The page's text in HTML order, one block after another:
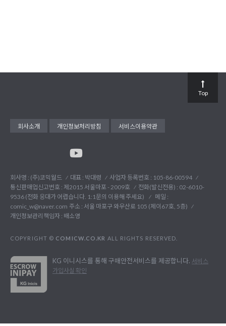
회사소개 개인정보처리방침 서비스이용약관
회사명 : (주)코믹월드 대표 : 박대령
사업자 등록번호 : 105-86-00594
통신판매업신고번호 : 제2015 서울마포 - 2009호
전화(발신전용) : 02-6010-
9536 (전화 응대가 어렵습니다. 1:1문의 이용해 주세요)
메일 :
comic_w@naver.com 주소 : 서울 마포구 와우산로 105 (제이67호, 5층)
개인정보관리책임자 : 배소영
COPYRIGHT © COMICW.CO.KR ALL RIGHTS RESERVED.
KG 이니시스를 통해 구매안전서비스를 제공합니다. 서비스
가입사실 확인
Top